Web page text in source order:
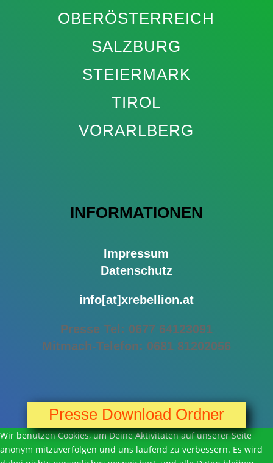
OBERÖSTERREICH
SALZBURG
STEIERMARK
TIROL
VORARLBERG
INFORMATIONEN
Impressum
Datenschutz
info[at]xrebellion.at
Presse Tel: 0677 64123091
Mitmach-Telefon: 0681 81202056
Presse Download Ordner
Wir benutzen Cookies, um Deine Aktivitäten auf unserer Seite
anonym mitzuverfolgen und uns laufend zu verbessern. Es wird